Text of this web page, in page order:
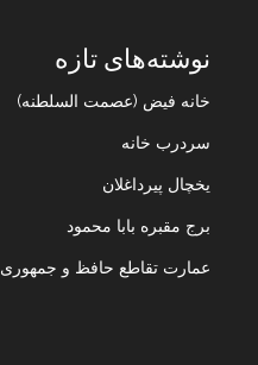
نوشته‌های تازه
خانه فیض (عصمت السلطنه)
سردرب خانه
یخچال پیرداغلان
برج مقبره بابا محمود
عمارت تقاطع حافظ و جمهوری